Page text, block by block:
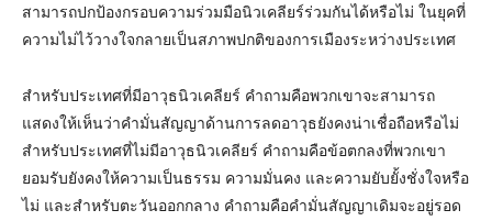
สามารถปกป้องกรอบความร่วมมือนิวเคลียร์ร่วมกันได้หรือไม่ ในยุคที่
ความไม่ไว้วางใจกลายเป็นสภาพปกติของการเมืองระหว่างประเทศ
สำหรับประเทศที่มีอาวุธนิวเคลียร์ คำถามคือพวกเขาจะสามารถ
แสดงให้เห็นว่าคำมั่นสัญญาด้านการลดอาวุธยังคงน่าเชื่อถือหรือไม่
สำหรับประเทศที่ไม่มีอาวุธนิวเคลียร์ คำถามคือข้อตกลงที่พวกเขา
ยอมรับยังคงให้ความเป็นธรรม ความมั่นคง และความยับยั้งชั่งใจหรือ
ไม่ และสำหรับตะวันออกกลาง คำถามคือคำมั่นสัญญาเดิมจะอยู่รอด